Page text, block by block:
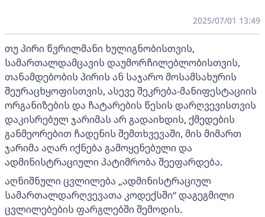
2025/07/01 13:49
თუ პირი წვრილმანი ხულიგნობისთვის,
სამართალდამცავის დაუმორჩილებლობისთვის,
თანამდებობის პირის ან საჯარო მოსამსახურის
შეურაცხყოფისთვის, ასევე შეკრება-მანიფესტაციის
ორგანიზების და ჩატარების წესის დარღვევისთვის
დაკისრებულ ჯარიმას არ გადაიხდის, ქმედების
განმეორებით ჩადენის შემთხვევაში, მის მიმართ
ჯარიმა აღარ იქნება გამოყენებული და
ადმინისტრაციული პატიმრობა შეეფარდება.
აღნიშნული ცვლილება „ადმინისტრაციულ
სამართალდარღვევათა კოდექსში“ დაგეგმილი
ცვლილებების ფარგლებში შემოდის.